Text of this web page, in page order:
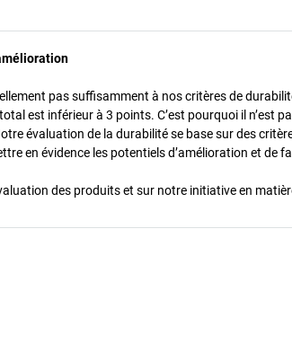
pas suffisamment à nos critères de
est inférieur à 3 points. C’est pourquoi il n’est
évaluation de la durabilité se base sur des
en évidence les potentiels d’amélioration et de
des produits et sur notre initiative en